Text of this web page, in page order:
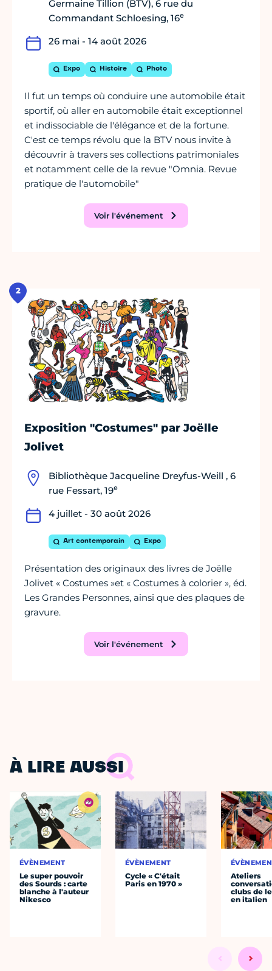
Germaine Tillion (BTV), 6 rue du
Commandant Schloesing, 16e
26 mai - 14 août 2026
Expo Histoire Photo
Il fut un temps où conduire une automobile était
sportif, où aller en automobile était exceptionnel
et indissociable de l'élégance et de la fortune.
C'est ce temps révolu que la BTV nous invite à
découvrir à travers ses collections patrimoniales
et notamment celle de la revue "Omnia. Revue
pratique de l'automobile"
Voir l'événement
2
Exposition "Costumes" par Joëlle
Jolivet
Bibliothèque Jacqueline Dreyfus-Weill , 6
rue Fessart, 19e
4 juillet - 30 août 2026
Art contemporain Expo
Présentation des originaux des livres de Joëlle
Jolivet « Costumes »et « Costumes à colorier », éd.
Les Grandes Personnes, ainsi que des plaques de
gravure.
Voir l'événement
À LIRE AUSSI
ÉVÈNEMENT
Le super pouvoir
des Sourds : carte
blanche à l'auteur
Nikesco
ÉVÈNEMENT
Cycle « C'était
Paris en 1970 »
Ateliers
clubs de
en italien